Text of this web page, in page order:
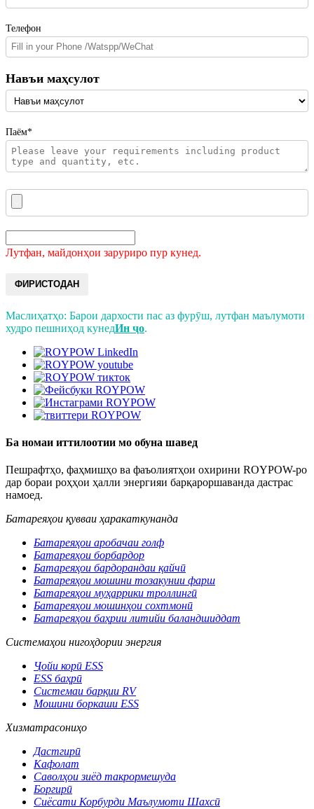
Телефон
Навъи маҳсулот
Паём*
Лутфан, майдонҳои заруриро пур кунед.
ФИРИСТОДАН
Маслиҳатҳо: Барои дархости пас аз фурӯш, лутфан маълумоти
худро пешниҳод кунедИн ҷо.
Ба номаи иттилоотии мо обуна шавед
Пешрафтҳо, фаҳмишҳо ва фаъолиятҳои охирини ROYPOW-ро
дар бораи роҳҳои ҳалли энергияи барқароршаванда дастрас
намоед.
Батареяҳои қувваи ҳаракаткунанда
Батареяҳои аробачаи голф
Батареяҳои борбардор
Батареяҳои бардорандаи қайчӣ
Батареяҳои мошини тозакунии фарш
Батареяҳои муҳаррики троллингӣ
Батареяҳои мошинҳои сохтмонӣ
Батареяҳои баҳрии литийи баландшиддат
Системаҳои нигоҳдории энергия
Ҷойи корӣ ESS
ESS баҳрӣ
Системаи барқии RV
Мошини боркаши ESS
Хизматрасониҳо
Дастгирӣ
Кафолат
Саволҳои зиёд такрормешуда
Боргирӣ
Сиёсати Корбурди Маълумоти Шахсӣ